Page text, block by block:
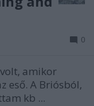
0
amikor
eső. A Briósból,
kb ...